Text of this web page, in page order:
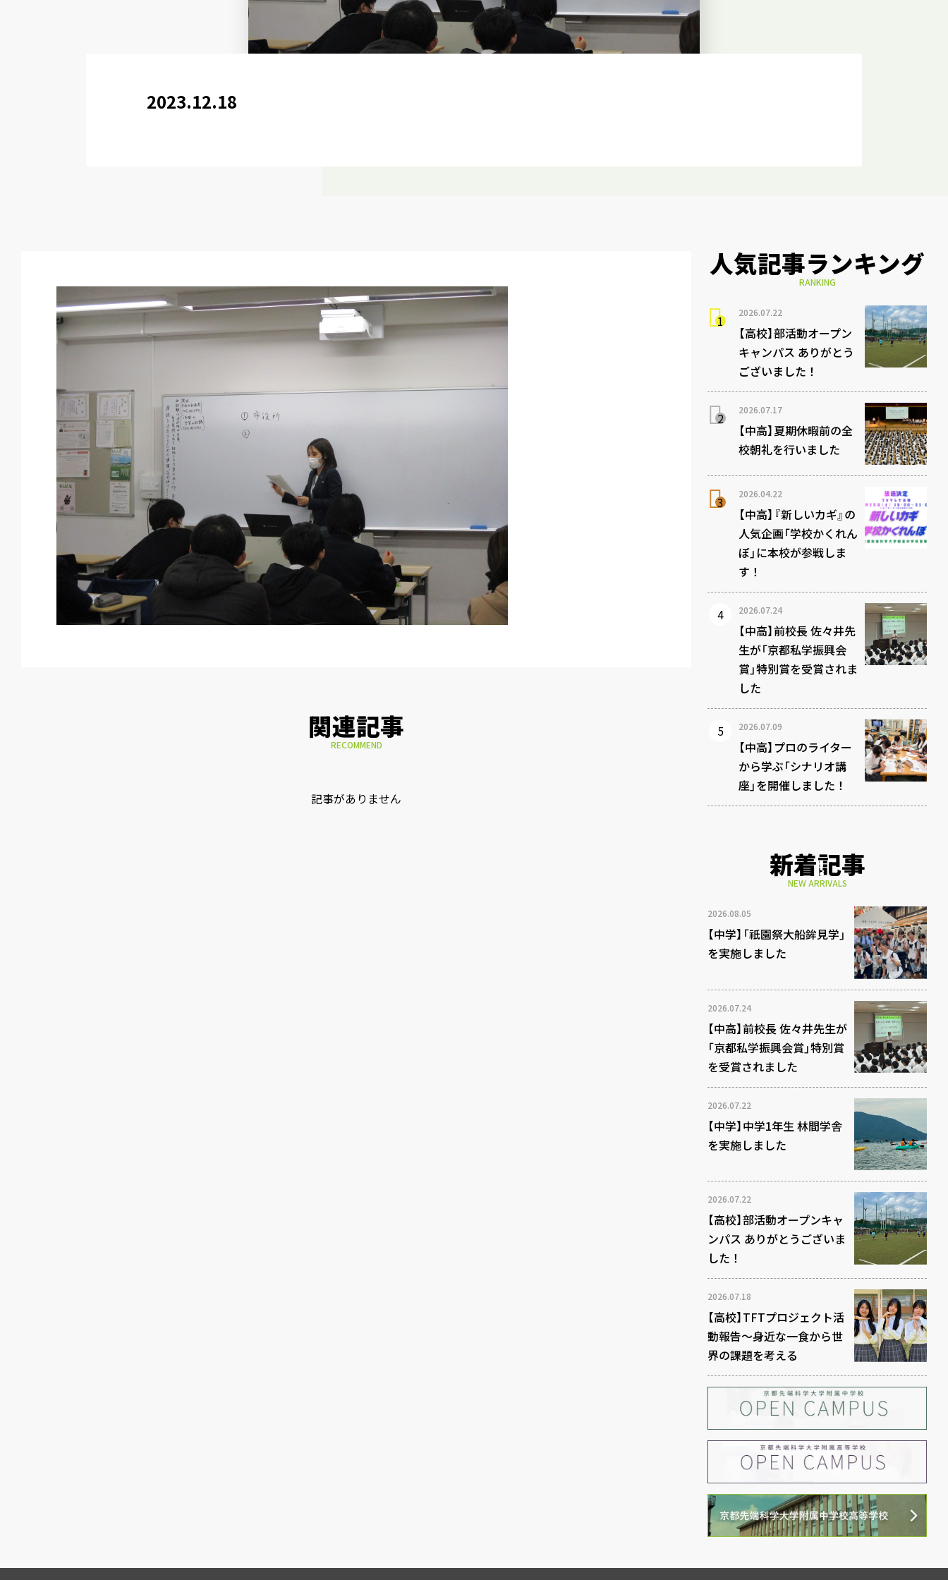
2023.12.18
関連記事
RECOMMEND
記事がありません
人気記事ランキング
RANKING
2026.07.22
【高校】部活動オープン
キャンパス ありがとう
ございました！
2026.07.17
【中高】夏期休暇前の全
校朝礼を行いました
2026.04.22
【中高】『新しいカギ』の
人気企画「学校かくれん
ぼ」に本校が参戦しま
す！
2026.07.24
【中高】前校長 佐々井先
生が「京都私学振興会
賞」特別賞を受賞されま
した
2026.07.09
【中高】プロのライター
から学ぶ「シナリオ講
座」を開催しました！
新着記事
NEW ARRIVALS
2026.08.05
【中学】「祇園祭大船鉾見学」
を実施しました
2026.07.24
【中高】前校長 佐々井先生が
「京都私学振興会賞」特別賞
を受賞されました
2026.07.22
【中学】中学1年生 林間学舎
を実施しました
2026.07.22
【高校】部活動オープンキャ
ンパス ありがとうございま
した！
2026.07.18
【高校】TFTプロジェクト活
動報告～身近な一食から世
界の課題を考える